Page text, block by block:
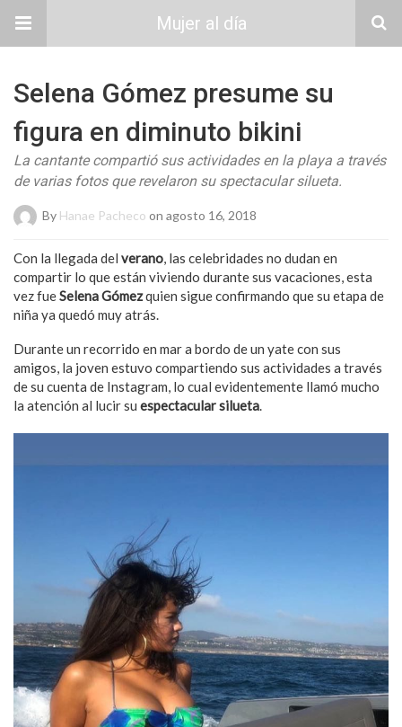
Mujer al día
Selena Gómez presume su
figura en diminuto bikini
La cantante compartió sus actividades en la playa a través
de varias fotos que revelaron su spectacular silueta.
By Hanae Pacheco on agosto 16, 2018
Con la llegada del verano, las celebridades no dudan en
compartir lo que están viviendo durante sus vacaciones, esta
vez fueSelena Gómezquien sigue confirmando que su etapa de
niña ya quedó muy atrás.
Durante un recorrido en mar a bordo de un yate con sus
amigos, la joven estuvo compartiendo sus actividades a través
de su cuenta de Instagram, lo cual evidentemente llamó mucho
la atención al lucir su espectacular silueta.